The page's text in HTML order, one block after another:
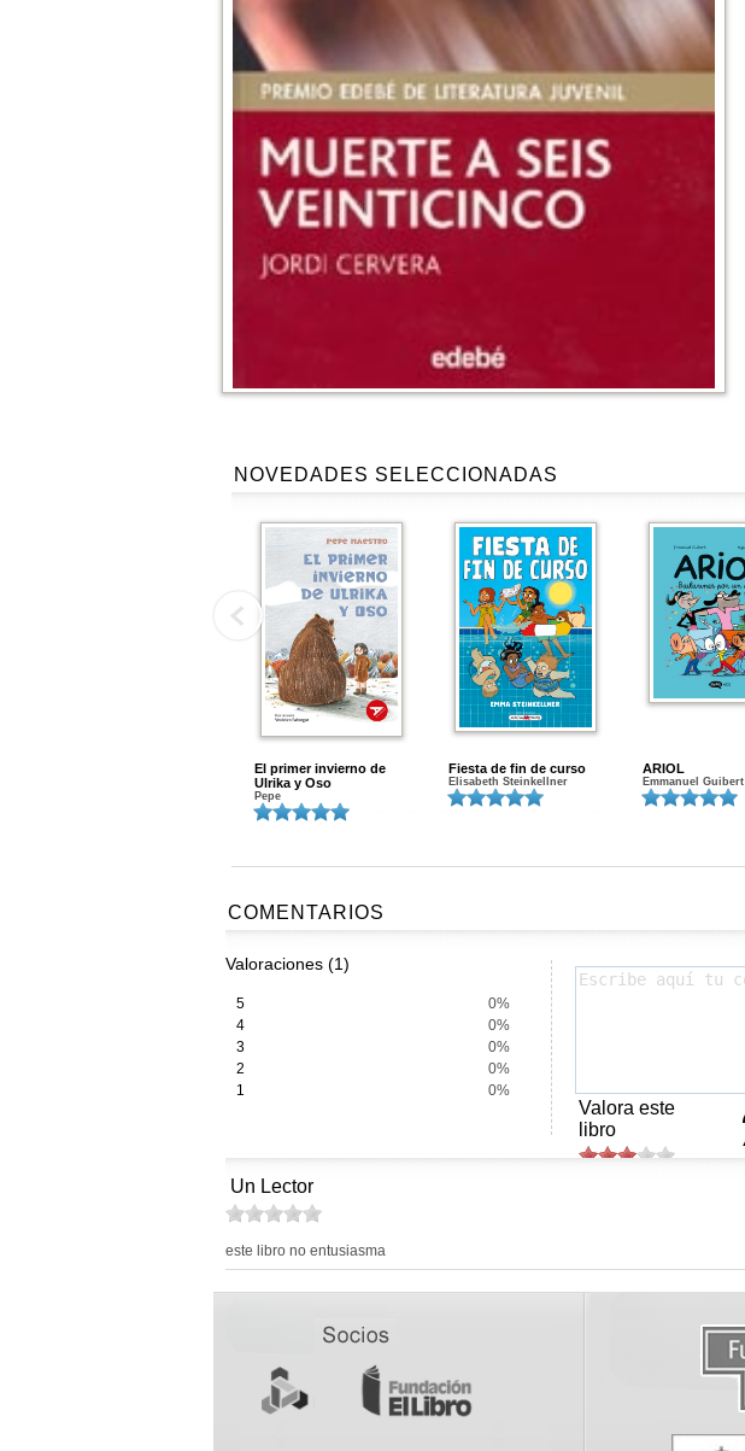
NOVEDADES SELECCIONADAS
El primer invierno de
Ulrika y Oso
Pepe
Fiesta de fin de curso
Elisabeth Steinkellner
ARIOL
Emmanuel Guibert
COMENTARIOS
Valoraciones (1)
5
0%
4
0%
3
0%
2
0%
1
0%
Valora este
libro
Un Lector
este libro no entusiasma